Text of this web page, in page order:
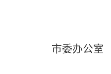
市委办公室